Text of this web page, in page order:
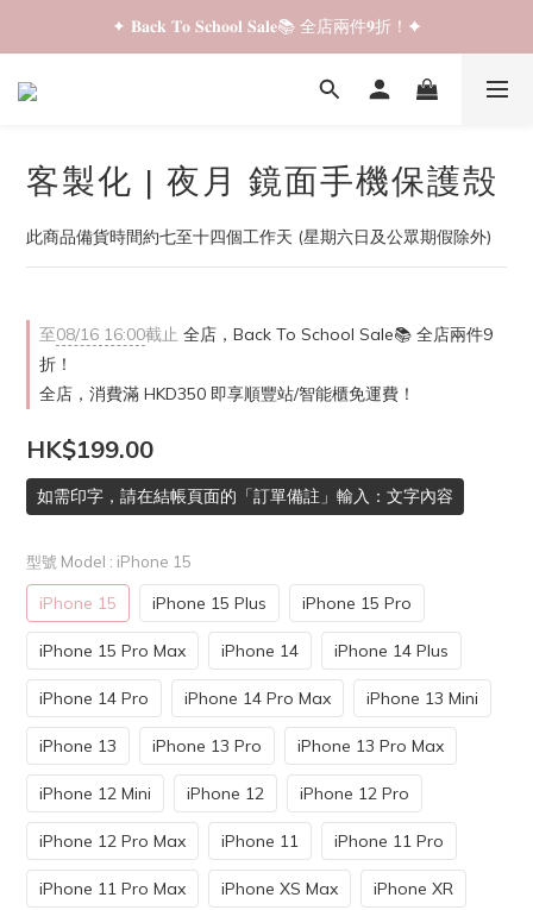
✦ 𝐁𝐚𝐜𝐤 𝐓𝐨 𝐒𝐜𝐡𝐨𝐨𝐥 𝐒𝐚𝐥𝐞📚 全店兩件𝟗折！✦
✦ 𝐁𝐚𝐜𝐤 𝐓𝐨 𝐒𝐜𝐡𝐨𝐨𝐥 𝐒𝐚𝐥𝐞📚 全店兩件𝟗折！✦
✦ 全店購物滿 𝐇𝐊𝐃𝟑𝟓𝟎 即享順豐站/智能櫃免運費！✦
客製化 | 夜月 鏡面手機保護殻
此商品備貨時間約七至十四個工作天 (星期六日及公眾期假除外)
至08/16 16:00截止 全店，Back To School Sale📚 全店兩件9
折！
全店，消費滿 HKD350 即享順豐站/智能櫃免運費！
HK$199.00
如需印字，請在結帳頁面的「訂單備註」輸入：文字內容
型號 Model : iPhone 15
iPhone 15 iPhone 15 Plus iPhone 15 Pro
iPhone 15 Pro Max iPhone 14 iPhone 14 Plus
iPhone 14 Pro iPhone 14 Pro Max iPhone 13 Mini
iPhone 13 iPhone 13 Pro iPhone 13 Pro Max
iPhone 12 Mini iPhone 12 iPhone 12 Pro
iPhone 12 Pro Max iPhone 11 iPhone 11 Pro
iPhone 11 Pro Max iPhone XS Max iPhone XR